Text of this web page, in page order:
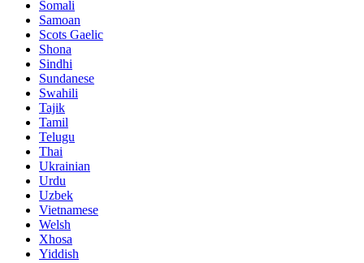
Somali
Samoan
Scots Gaelic
Shona
Sindhi
Sundanese
Swahili
Tajik
Tamil
Telugu
Thai
Ukrainian
Urdu
Uzbek
Vietnamese
Welsh
Xhosa
Yiddish